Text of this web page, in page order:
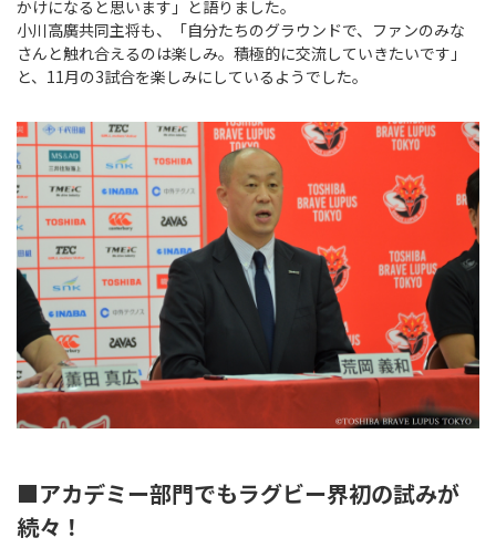
かけになると思います」と語りました。
小川高廣共同主将も、「自分たちのグラウンドで、ファンのみな
さんと触れ合えるのは楽しみ。積極的に交流していきたいです」
と、11月の3試合を楽しみにしているようでした。
■アカデミー部門でもラグビー界初の試みが
続々！